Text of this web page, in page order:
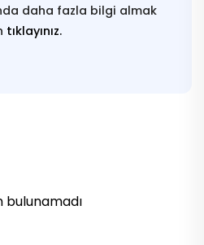
daha fazla bilgi almak
tıklayınız.
bulunamadı